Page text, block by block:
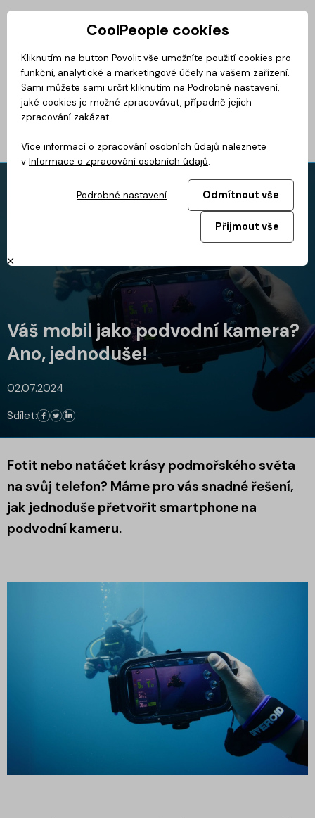
Privátní zóna
Magazín BusinessClass CoolMovie CoolDialog Podcast
Váš mobil jako podvodní kamera?
Ano, jednoduše!
02.07.2024
Sdílet:
Fotit nebo natáčet krásy podmořského světa
na svůj telefon? Máme pro vás snadné řešení,
jak jednoduše přetvořit smartphone na
podvodní kameru.
CoolPeople cookies
Kliknutím na button Povolit vše umožníte použití cookies pro
funkční, analytické a marketingové účely na vašem zařízení.
Sami můžete sami určit kliknutím na Podrobné nastavení,
jaké cookies je možné zpracovávat, případně jejich
zpracování zakázat.
Více informací o zpracování osobních údajů naleznete
v Informace o zpracování osobních údajů.
Podrobné nastavení Odmítnout vše
Přijmout vše